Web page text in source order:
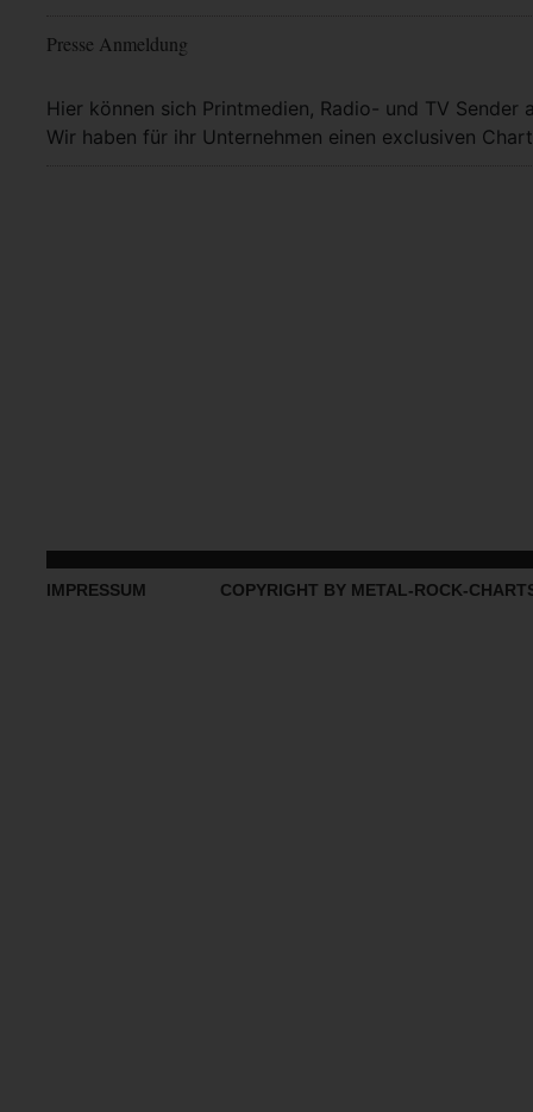
Presse Anmeldung
Hier können sich Printmedien, Radio- und TV Sender
Wir haben für ihr Unternehmen einen exclusiven
Mehr Info
IMPRESSUM COPYRIGHT BY METAL-ROCK-